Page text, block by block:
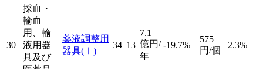
30
採血・
輸血
用、輸
液用器
具及び
薬液調整用
器具(Ⅰ)
34 13
7.1
億円/
年
-19.7%
575
円/個
2.3%